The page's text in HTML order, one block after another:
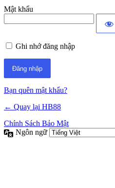
Mật khẩu
Ghi nhớ đăng nhập
Bạn quên mật khẩu?
← Quay lại HB88
Chính Sách Bảo Mật
Ngôn ngữ